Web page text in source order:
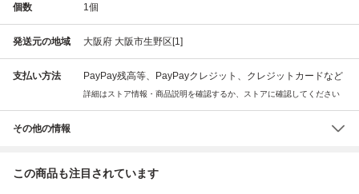
個数 1個
発送元の地域 大阪府 大阪市生野区[1]
支払い方法 PayPay残高等、PayPayクレジット、クレジットカードなど
詳細はストア情報・商品説明を確認するか、ストアに確認してください
その他の情報
この商品も注目されています